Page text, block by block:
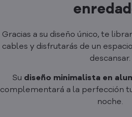
Gracias a su diseño único, te
cables y disfrutarás de un
descansar.
Su diseño minimalista en
complementará a la perfección
noche.